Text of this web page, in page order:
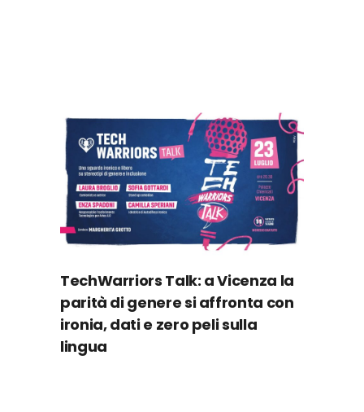
TechWarriors Talk: a Vicenza la
parità di genere si affronta con
ironia, dati e zero peli sulla
lingua